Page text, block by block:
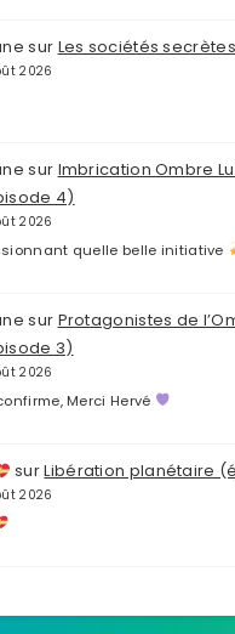
sur Les sociétés
2026
sur Imbrication Ombre
4)
2026
quelle belle initiative
sur Protagonistes de
3)
2026
Merci Hervé
surLibération planétaire
2026